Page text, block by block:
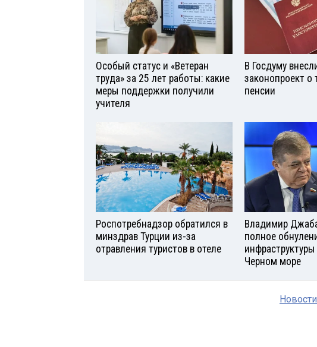
Особый статус и «Ветеран
труда» за 25 лет работы: какие
меры поддержки получили
учителя
В Госдуму
законопроект о
пенсии
Роспотребнадзор обратился в
минздрав Турции из-за
отравления туристов в отеле
Владимир
полное
Черном море